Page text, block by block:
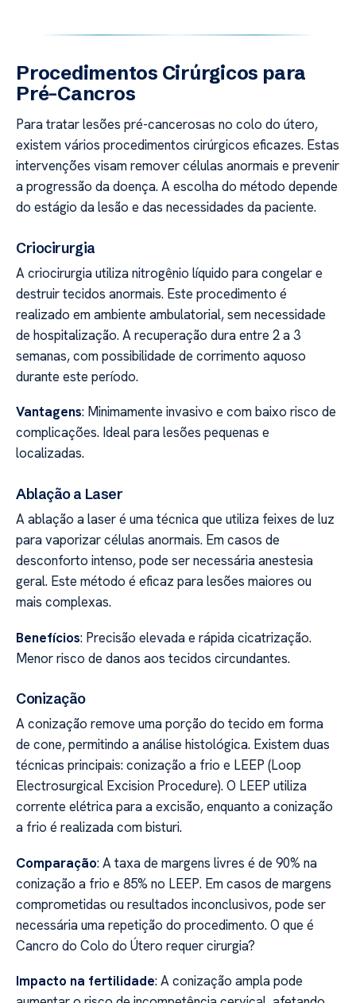
Procedimentos Cirúrgicos para
Pré-Cancros
Para tratar lesões pré-cancerosas no colo do útero,
existem vários procedimentos cirúrgicos eficazes. Estas
intervenções visam remover células anormais e prevenir
a progressão da doença. A escolha do método depende
do estágio da lesão e das necessidades da paciente.
Criocirurgia
A criocirurgia utiliza nitrogênio líquido para congelar e
destruir tecidos anormais. Este procedimento é
realizado em ambiente ambulatorial, sem necessidade
de hospitalização. A recuperação dura entre 2 a 3
semanas, com possibilidade de corrimento aquoso
durante este período.
Vantagens: Minimamente invasivo e com baixo risco de
complicações. Ideal para lesões pequenas e
localizadas.
Ablação a Laser
A ablação a laser é uma técnica que utiliza feixes de luz
para vaporizar células anormais. Em casos de
desconforto intenso, pode ser necessária anestesia
geral. Este método é eficaz para lesões maiores ou
mais complexas.
Benefícios: Precisão elevada e rápida cicatrização.
Menor risco de danos aos tecidos circundantes.
Conização
A conização remove uma porção do tecido em forma
de cone, permitindo a análise histológica. Existem duas
técnicas principais: conização a frio e LEEP (Loop
Electrosurgical Excision Procedure). O LEEP utiliza
corrente elétrica para a excisão, enquanto a conização
a frio é realizada com bisturi.
Comparação: A taxa de margens livres é de 90% na
conização a frio e 85% no LEEP. Em casos de margens
comprometidas ou resultados inconclusivos, pode ser
necessária uma repetição do procedimento. O que é
Cancro do Colo do Útero requer cirurgia?
Impacto na fertilidade: A conização ampla pode